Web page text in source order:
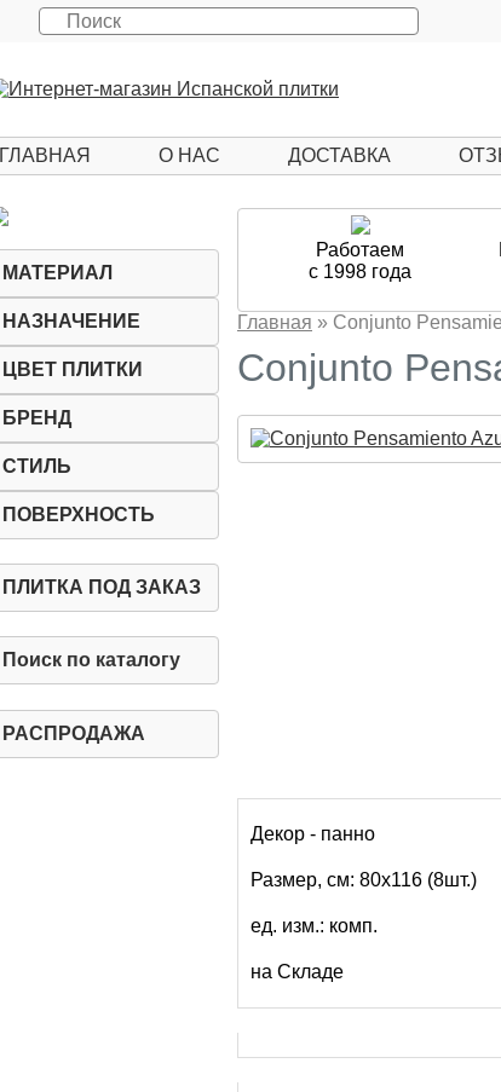
ГЛАВНАЯ О НАС ДОСТАВКА
МАТЕРИАЛ
НАЗНАЧЕНИЕ
ЦВЕТ ПЛИТКИ
БРЕНД
СТИЛЬ
ПОВЕРХНОСТЬ
ПЛИТКА ПОД ЗАКАЗ
Поиск по каталогу
РАСПРОДАЖА
Работаем
с 1998 года
Главная » Conjunto
Conjunto
Декор - панно
Размер, см: 80х116 (8шт.)
ед. изм.: комп.
на Складе